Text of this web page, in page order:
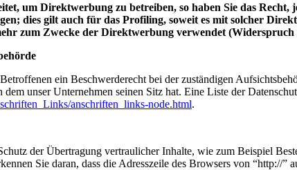
um Direktwerbung zu betreiben, so haben Sie das
dies gilt auch für das Profiling, soweit es mit solcher
zum Zwecke der Direktwerbung verwendet
ein Beschwerderecht bei der zuständigen
dem unser Unternehmen seinen Sitz hat. Eine Liste der
anschriften_links-node.html.
der Übertragung vertraulicher Inhalte, wie zum Beispiel
Sie daran, dass die Adresszeile des Browsers von “http://